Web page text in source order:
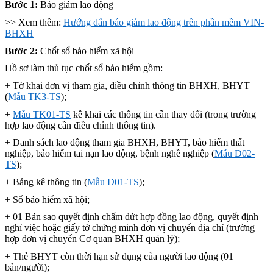
Bước 1: Báo giảm lao động
>> Xem thêm: Hướng dẫn báo giảm lao động trên phần mềm VIN-
BHXH
Bước 2: Chốt sổ bảo hiểm xã hội
Hồ sơ làm thủ tục chốt sổ bảo hiểm gồm:
+ Tờ khai đơn vị tham gia, điều chỉnh thông tin BHXH, BHYT
(Mẫu TK3-TS);
+ Mẫu TK01-TS kê khai các thông tin cần thay đổi (trong trường
hợp lao động cần điều chỉnh thông tin).
+ Danh sách lao động tham gia BHXH, BHYT, bảo hiểm thất
nghiệp, bảo hiểm tai nạn lao động, bệnh nghề nghiệp (Mẫu D02-
TS);
+ Bảng kê thông tin (Mẫu D01-TS);
+ Sổ bảo hiểm xã hội;
+ 01 Bản sao quyết định chấm dứt hợp đồng lao động, quyết định
nghỉ việc hoặc giấy tờ chứng minh đơn vị chuyển địa chỉ (trường
hợp đơn vị chuyển Cơ quan BHXH quản lý);
+ Thẻ BHYT còn thời hạn sử dụng của người lao động (01
bản/người);